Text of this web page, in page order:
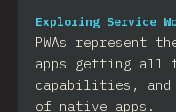
Exploring Service
PWAs represent
apps getting all
capabilities, and
of native apps.